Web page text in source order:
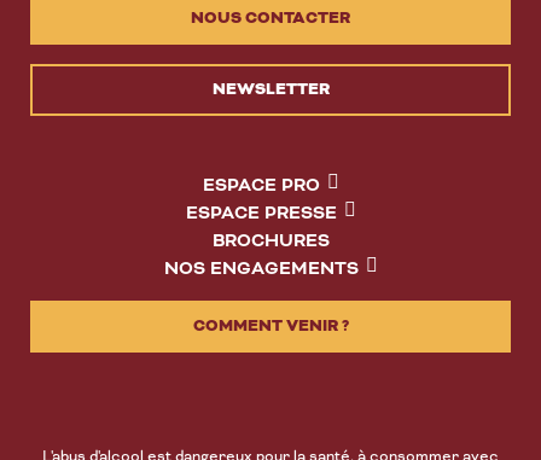
NOUS CONTACTER
NEWSLETTER
ESPACE PRO
ESPACE PRESSE
BROCHURES
NOS ENGAGEMENTS
COMMENT VENIR ?